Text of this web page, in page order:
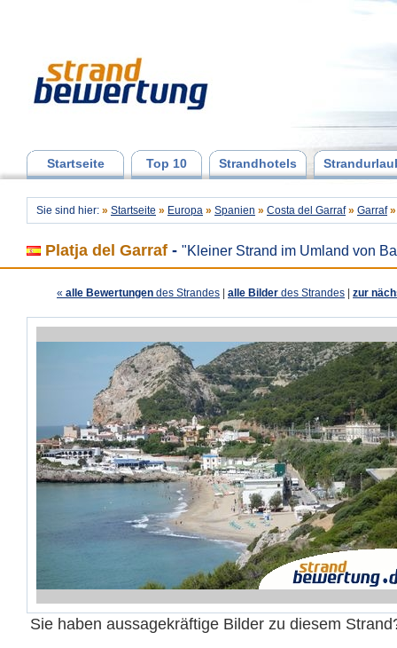
Startseite Top 10 Strandhotels
Sie sind hier: » Startseite » Europa » Spanien » Costa del Garraf » Garraf »
Platja del Garraf - "Kleiner Strand im Umland von
« alle Bewertungen des Strandes alle Bilder des Strandes zur
Sie haben aussagekräftige Bilder zu diesem